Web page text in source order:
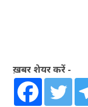
ख़बर शेयर करें -